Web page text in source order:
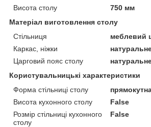
Висота столу
750 мм
Матеріал виготовлення столу
Стільниця
меблевий
Каркас, ніжки
Царговий пояс столу
Користувальницькі характеристики
Форма стільниці столу
Висота кухонного столу
False
Розмір стільниці кухонного
столу
False